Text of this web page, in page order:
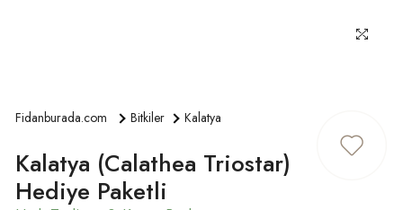
Fidanburada.com Bitkiler Kalatya
Kalatya (Calathea Triostar)
Hediye Paketli